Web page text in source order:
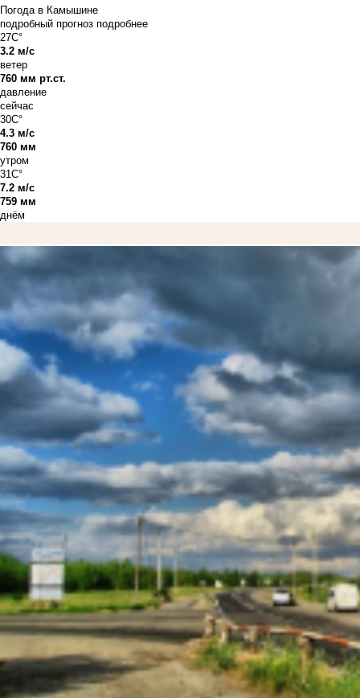
Погода в Камышине
подробный прогноз подробнее
27C°
3.2 м/с
ветер
760 мм рт.ст.
давление
сейчас
30C°
4.3 м/с
760 мм
утром
31C°
7.2 м/с
759 мм
днём